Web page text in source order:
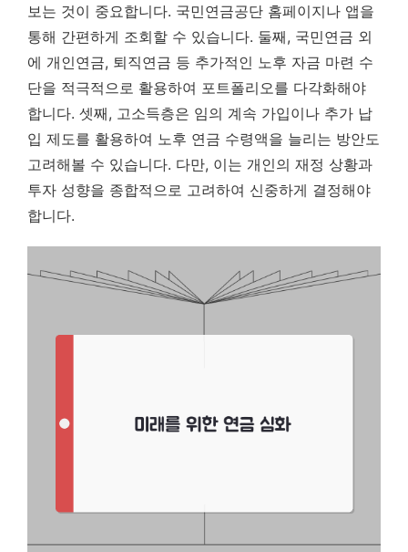
보는 것이 중요합니다. 국민연금공단 홈페이지나 앱을
통해 간편하게 조회할 수 있습니다. 둘째, 국민연금 외
에 개인연금, 퇴직연금 등 추가적인 노후 자금 마련 수
단을 적극적으로 활용하여 포트폴리오를 다각화해야
합니다. 셋째, 고소득층은 임의 계속 가입이나 추가 납
입 제도를 활용하여 노후 연금 수령액을 늘리는 방안도
고려해볼 수 있습니다. 다만, 이는 개인의 재정 상황과
투자 성향을 종합적으로 고려하여 신중하게 결정해야
합니다.